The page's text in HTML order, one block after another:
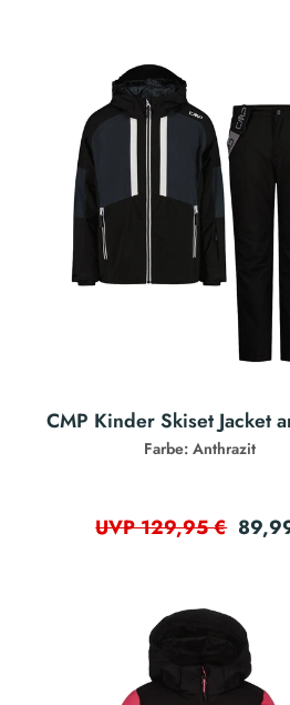
CMP Kinder Skiset Jacket
Farbe: Anthrazit
UVP 129,95 €